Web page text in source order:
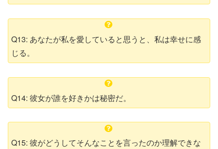
Q13: あなたが私を愛していると思うと、私は幸せに感
じる。
Q14: 彼女が誰を好きかは秘密だ。
Q15: 彼がどうしてそんなことを言ったのか理解できな